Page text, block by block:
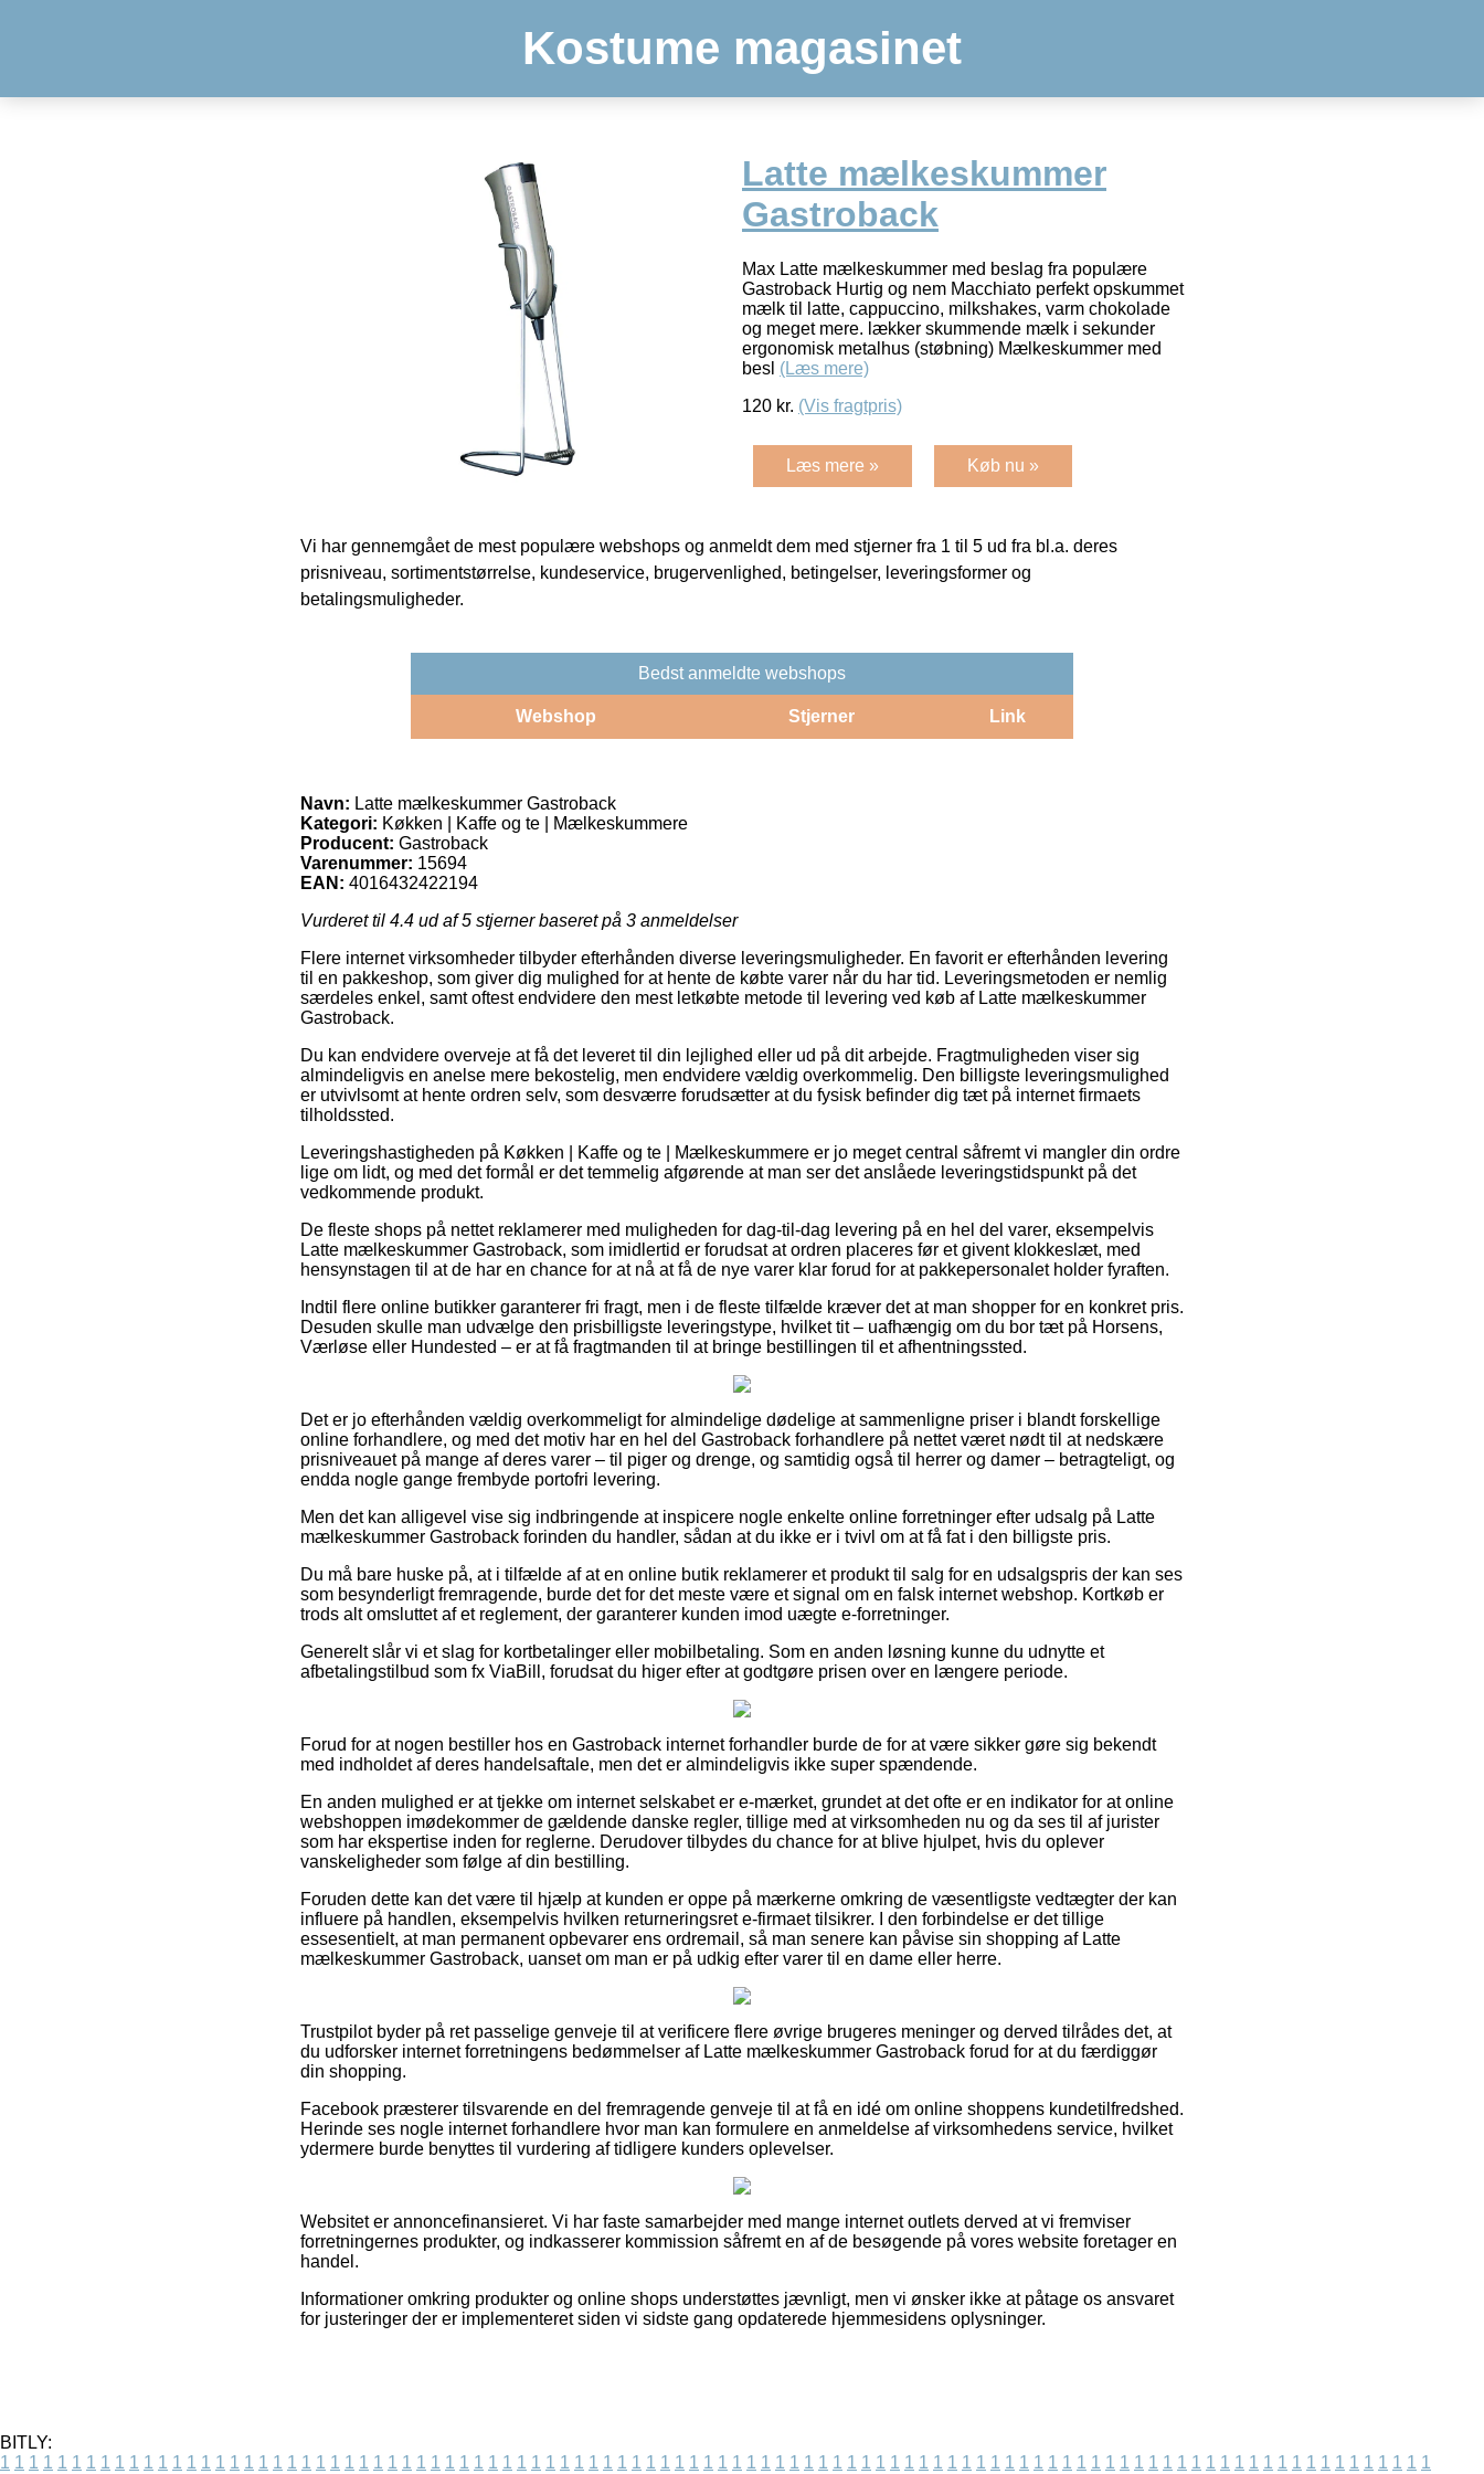
Kostume magasinet
Latte mælkeskummer
Gastroback
Max Latte mælkeskummer med beslag fra populære
Gastroback Hurtig og nem Macchiato perfekt opskummet
mælk til latte, cappuccino, milkshakes, varm chokolade
og meget mere. lækker skummende mælk i sekunder
ergonomisk metalhus (støbning) Mælkeskummer med
besl (Læs mere)
120 kr. (Vis fragtpris)
Læs mere » Køb nu »
Vi har gennemgået de mest populære webshops og anmeldt dem med stjerner fra 1 til 5 ud fra bl.a. deres
prisniveau, sortimentstørrelse, kundeservice, brugervenlighed, betingelser, leveringsformer og
betalingsmuligheder.
Bedst anmeldte webshops
Webshop Stjerner Link
Navn: Latte mælkeskummer Gastroback
Kategori: Køkken | Kaffe og te | Mælkeskummere
Producent: Gastroback
Varenummer: 15694
EAN: 4016432422194
Vurderet til 4.4 ud af 5 stjerner baseret på 3 anmeldelser
Flere internet virksomheder tilbyder efterhånden diverse leveringsmuligheder. En favorit er efterhånden levering
til en pakkeshop, som giver dig mulighed for at hente de købte varer når du har tid. Leveringsmetoden er nemlig
særdeles enkel, samt oftest endvidere den mest letkøbte metode til levering ved køb af Latte mælkeskummer
Gastroback.
Du kan endvidere overveje at få det leveret til din lejlighed eller ud på dit arbejde. Fragtmuligheden viser sig
almindeligvis en anelse mere bekostelig, men endvidere vældig overkommelig. Den billigste leveringsmulighed
er utvivlsomt at hente ordren selv, som desværre forudsætter at du fysisk befinder dig tæt på internet firmaets
tilholdssted.
Leveringshastigheden på Køkken | Kaffe og te | Mælkeskummere er jo meget central såfremt vi mangler din ordre
lige om lidt, og med det formål er det temmelig afgørende at man ser det anslåede leveringstidspunkt på det
vedkommende produkt.
De fleste shops på nettet reklamerer med muligheden for dag-til-dag levering på en hel del varer, eksempelvis
Latte mælkeskummer Gastroback, som imidlertid er forudsat at ordren placeres før et givent klokkeslæt, med
hensynstagen til at de har en chance for at nå at få de nye varer klar forud for at pakkepersonalet holder fyraften.
Indtil flere online butikker garanterer fri fragt, men i de fleste tilfælde kræver det at man shopper for en konkret pris.
Desuden skulle man udvælge den prisbilligste leveringstype, hvilket tit – uafhængig om du bor tæt på Horsens,
Værløse eller Hundested – er at få fragtmanden til at bringe bestillingen til et afhentningssted.
Det er jo efterhånden vældig overkommeligt for almindelige dødelige at sammenligne priser i blandt forskellige
online forhandlere, og med det motiv har en hel del Gastroback forhandlere på nettet været nødt til at nedskære
prisniveauet på mange af deres varer – til piger og drenge, og samtidig også til herrer og damer – betragteligt, og
endda nogle gange frembyde portofri levering.
Men det kan alligevel vise sig indbringende at inspicere nogle enkelte online forretninger efter udsalg på Latte
mælkeskummer Gastroback forinden du handler, sådan at du ikke er i tvivl om at få fat i den billigste pris.
Du må bare huske på, at i tilfælde af at en online butik reklamerer et produkt til salg for en udsalgspris der kan ses
som besynderligt fremragende, burde det for det meste være et signal om en falsk internet webshop. Kortkøb er
trods alt omsluttet af et reglement, der garanterer kunden imod uægte e-forretninger.
Generelt slår vi et slag for kortbetalinger eller mobilbetaling. Som en anden løsning kunne du udnytte et
afbetalingstilbud som fx ViaBill, forudsat du higer efter at godtgøre prisen over en længere periode.
Forud for at nogen bestiller hos en Gastroback internet forhandler burde de for at være sikker gøre sig bekendt
med indholdet af deres handelsaftale, men det er almindeligvis ikke super spændende.
En anden mulighed er at tjekke om internet selskabet er e-mærket, grundet at det ofte er en indikator for at online
webshoppen imødekommer de gældende danske regler, tillige med at virksomheden nu og da ses til af jurister
som har ekspertise inden for reglerne. Derudover tilbydes du chance for at blive hjulpet, hvis du oplever
vanskeligheder som følge af din bestilling.
Foruden dette kan det være til hjælp at kunden er oppe på mærkerne omkring de væsentligste vedtægter der kan
influere på handlen, eksempelvis hvilken returneringsret e-firmaet tilsikrer. I den forbindelse er det tillige
essesentielt, at man permanent opbevarer ens ordremail, så man senere kan påvise sin shopping af Latte
mælkeskummer Gastroback, uanset om man er på udkig efter varer til en dame eller herre.
Trustpilot byder på ret passelige genveje til at verificere flere øvrige brugeres meninger og derved tilrådes det, at
du udforsker internet forretningens bedømmelser af Latte mælkeskummer Gastroback forud for at du færdiggør
din shopping.
Facebook præsterer tilsvarende en del fremragende genveje til at få en idé om online shoppens kundetilfredshed.
Herinde ses nogle internet forhandlere hvor man kan formulere en anmeldelse af virksomhedens service, hvilket
ydermere burde benyttes til vurdering af tidligere kunders oplevelser.
Websitet er annoncefinansieret. Vi har faste samarbejder med mange internet outlets derved at vi fremviser
forretningernes produkter, og indkasserer kommission såfremt en af de besøgende på vores website foretager en
handel.
Informationer omkring produkter og online shops understøttes jævnligt, men vi ønsker ikke at påtage os ansvaret
for justeringer der er implementeret siden vi sidste gang opdaterede hjemmesidens oplysninger.
BITLY:
1 1 1 1 1 1 1 1 1 1 1 1 1 1 1 1 1 1 1 1 1 1 1 1 1 1 1 1 1 1 1 1 1 1 1 1 1 1 1 1 1 1 1 1 1 1 1 1 1 1 1 1 1 1 1 1 1 1 1 1 1 1 1 1 1 1 1 1 1 1 1 1 1 1 1 1 1 1 1 1 1 1 1 1 1 1 1 1 1 1 1 1 1 1 1 1 1 1 1 1